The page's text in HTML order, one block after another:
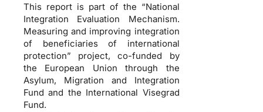
This report is part of the “National
Integration Evaluation Mechanism.
Measuring and improving integration
of beneficiaries of international
protection” project, co-funded by
the European Union through the
Asylum, Migration and Integration
Fund and the International Visegrad
Fund.